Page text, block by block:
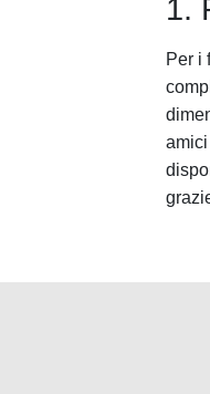
1.
Per i